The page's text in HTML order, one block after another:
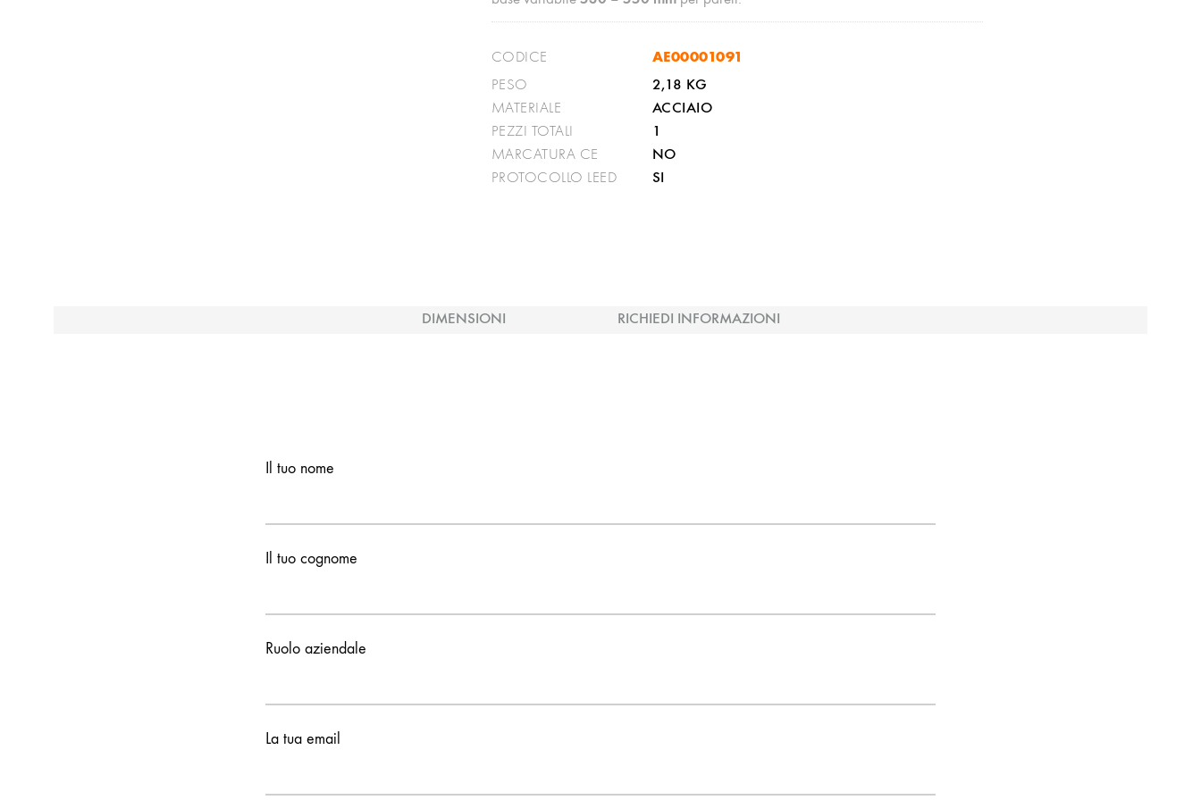
CODICE AE00001091
PESO 2,18 KG
MATERIALE ACCIAIO
PEZZI TOTALI 1
MARCATURA CE NO
PROTOCOLLO LEED SI
DIMENSIONI RICHIEDI INFORMAZIONI
Il tuo nome
Il tuo cognome
Ruolo aziendale
La tua email